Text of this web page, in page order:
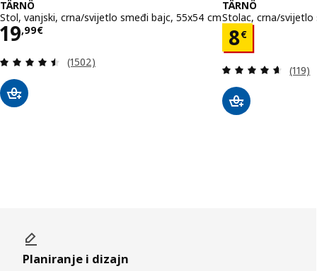
TÄRNÖ
Stol, vanjski, crna/svijetlo smeđi bajc, 55x54 cm
19,99€
Cijena 19,99€
Revizija: 4.5 od 5 zvjezdica. Ukupno recenzija:
(1502)
TÄRNÖ
Stolac, crna/
8€
Cijena 8€
(119)
Planiranje i dizajn